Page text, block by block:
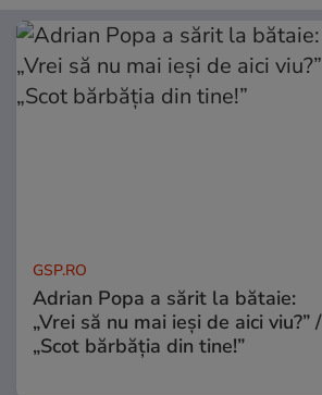
GSP.RO
Adrian Popa a sărit la bătaie:
„Vrei să nu mai ieși de aici viu?” /
„Scot bărbăția din tine!”